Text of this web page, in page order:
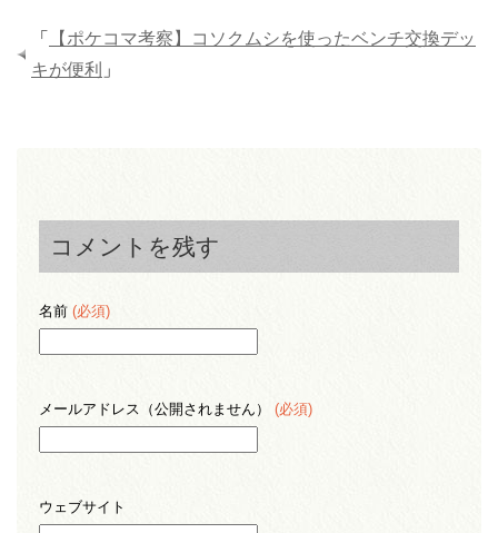
「
【ポケコマ考察】コソクムシを使ったベンチ交換デッ
キが便利 」
コメントを残す
名前 (必須)
メールアドレス（公開されません） (必須)
ウェブサイト